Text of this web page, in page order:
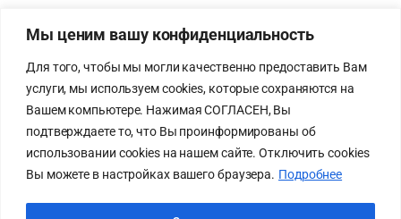
Мы ценим вашу конфиденциальность
Для того, чтобы мы могли качественно предоставить Вам
услуги, мы используем cookies, которые сохраняются на
Вашем компьютере. Нажимая СОГЛАСЕН, Вы
подтверждаете то, что Вы проинформированы об
использовании cookies на нашем сайте. Отключить cookies
Вы можете в настройках вашего браузера. Подробнее
Карта сайта
конфиденциальности
Лицей на bus.gov.ru
проезда
безопасного